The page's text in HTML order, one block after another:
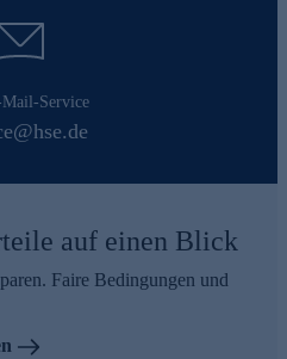
Service
auf einen Blick
Faire Bedingungen und